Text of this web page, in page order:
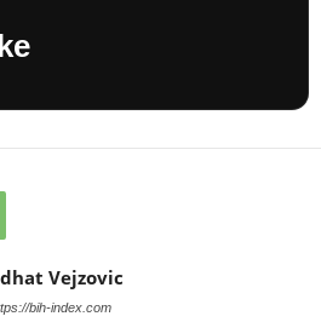
Vejzovic
bih-index.com